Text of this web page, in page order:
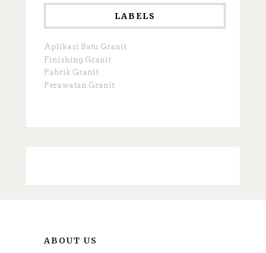
LABELS
Aplikasi Batu Granit
Finishing Granit
Pabrik Granit
Perawatan Granit
ABOUT US